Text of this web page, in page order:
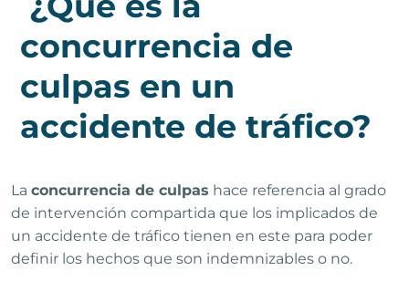
concurrencia de
culpas en un
accidente de tráfico?
La concurrencia de culpas hace referencia al grado
de intervención compartida que los implicados de
un accidente de tráfico tienen en este para poder
definir los hechos que son indemnizables o no.